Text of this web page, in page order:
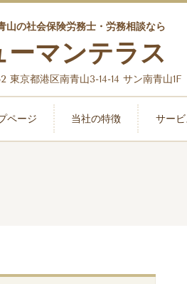
山の社会保険労務士・労務相談なら
ーマンテラス
東京都港区南青山3-14-14 サン南青山1F
ページ 当社の特徴 サー